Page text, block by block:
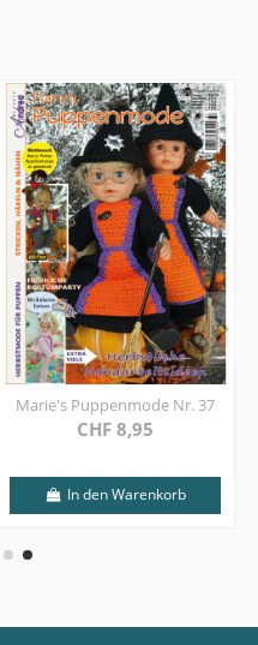
Marie's Puppenmode Nr. 37
CHF 8,95
In den Warenkorb